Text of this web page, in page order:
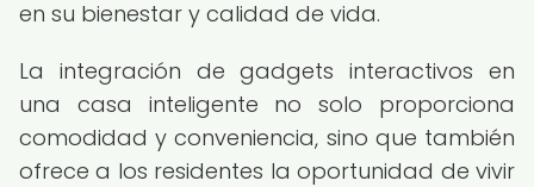
en su bienestar y calidad de vida.
La integración de gadgets interactivos en
una casa inteligente no solo proporciona
comodidad y conveniencia, sino que también
ofrece a los residentes la oportunidad de vivir